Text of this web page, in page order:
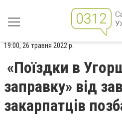
19:00, 26 травня 2022 р.
«Поїздки в
заправку» від
закарпатців